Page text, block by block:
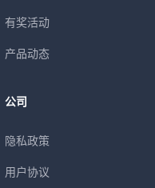
有奖活动
产品动态
公司
隐私政策
用户协议